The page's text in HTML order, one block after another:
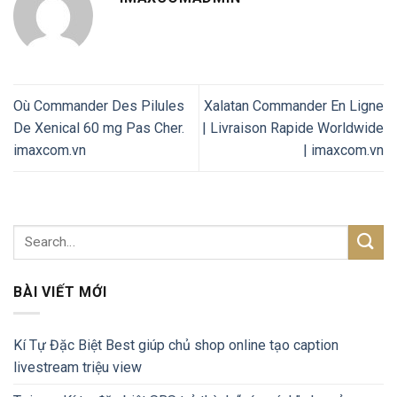
Où Commander Des Pilules
De Xenical 60 mg Pas Cher.
imaxcom.vn
Xalatan Commander En Ligne
| Livraison Rapide Worldwide
| imaxcom.vn
BÀI VIẾT MỚI
Kí Tự Đặc Biệt Best giúp chủ shop online tạo caption
livestream triệu view